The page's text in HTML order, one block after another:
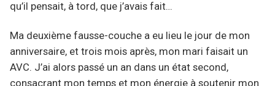
qu’il pensait, à tord, que j’avais fait…
Ma deuxième fausse-couche a eu lieu le jour de mon
anniversaire, et trois mois après, mon mari faisait un
AVC. J’ai alors passé un an dans un état second,
consacrant mon temps et mon énergie à soutenir mon